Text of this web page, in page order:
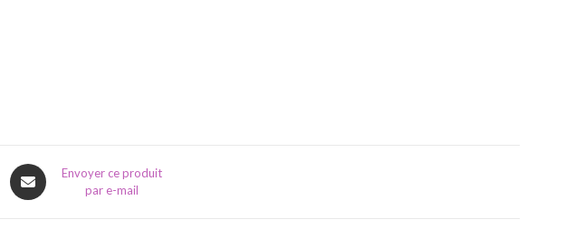
Opens
in
Envoyer ce produit
par e-mail